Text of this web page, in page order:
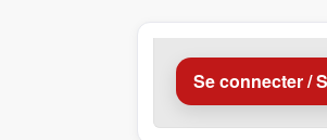
Se connecter /